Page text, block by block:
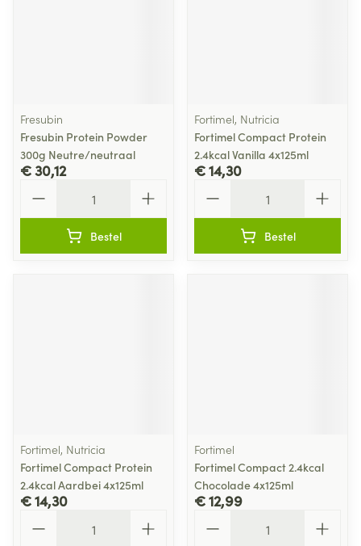
Fresubin
Fresubin Protein Powder
300g Neutre/neutraal
€ 30,12
Bestel
Fortimel, Nutricia
Fortimel Compact Protein
2.4kcal Vanilla 4x125ml
€ 14,30
Bestel
Fortimel, Nutricia
Fortimel Compact Protein
2.4kcal Aardbei 4x125ml
€ 14,30
Fortimel
Fortimel Compact 2.4kcal
Chocolade 4x125ml
€ 12,99